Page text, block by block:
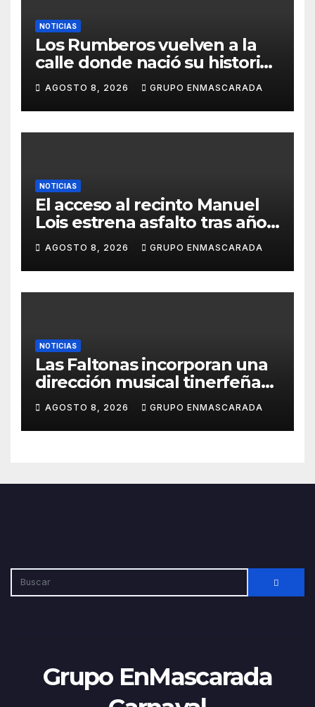
NOTICIAS
Los Rumberos vuelven a la
calle donde nació su historia:
51 años después, el mismo
barrio, el mismo orgullo
AGOSTO 8, 2026 GRUPO ENMASCARADA
NOTICIAS
El acceso al recinto Manuel
Lois estrena asfalto tras años
de espera
AGOSTO 8, 2026 GRUPO ENMASCARADA
NOTICIAS
Las Faltonas incorporan una
dirección musical tinerfeña
para afrontar con ilusión el
Carnaval de Lanzarote
AGOSTO 8, 2026 GRUPO ENMASCARADA
Grupo EnMascarada